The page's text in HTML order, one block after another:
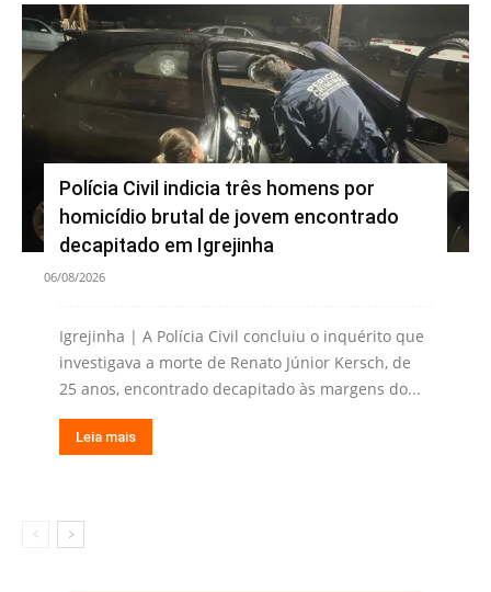
Polícia Civil indicia três homens por
homicídio brutal de jovem encontrado
decapitado em Igrejinha
06/08/2026
Igrejinha | A Polícia Civil concluiu o inquérito que
investigava a morte de Renato Júnior Kersch, de
25 anos, encontrado decapitado às margens do...
Leia mais